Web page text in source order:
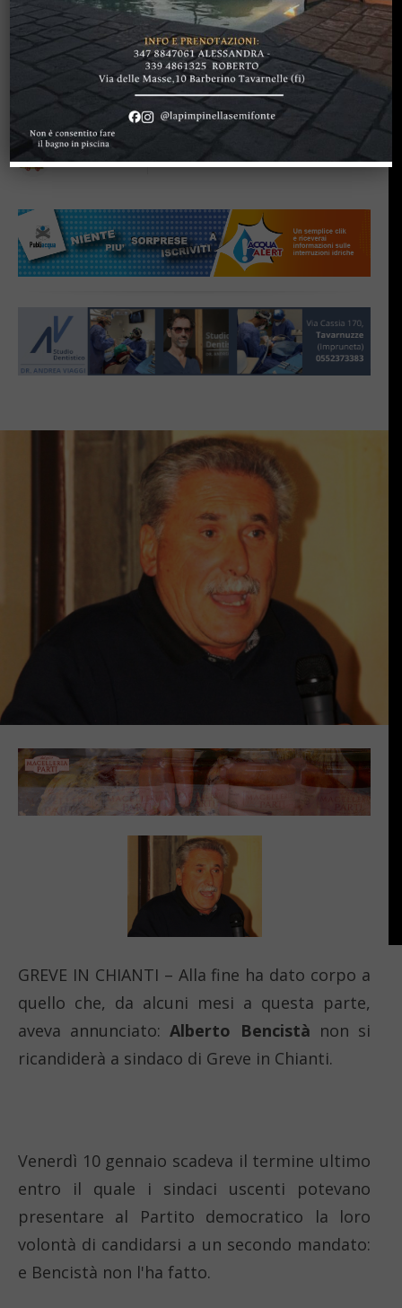
Confermata la sua
decisione: per adesso unica
candidatura è quella di
Paolo Sottani
diRedazione 11 Gennaio 2014
GREVE IN CHIANTI – Alla fine ha dato corpo a
quello che, da alcuni mesi a questa parte,
aveva annunciato:Alberto Bencistà non si
ricandiderà a sindaco di Greve in Chianti.
Venerdì 10 gennaio scadeva il termine ultimo
entro il quale i sindaci uscenti potevano
presentare al Partito democratico la loro
volontà di candidarsi a un secondo mandato:
e Bencistà non l'ha fatto.